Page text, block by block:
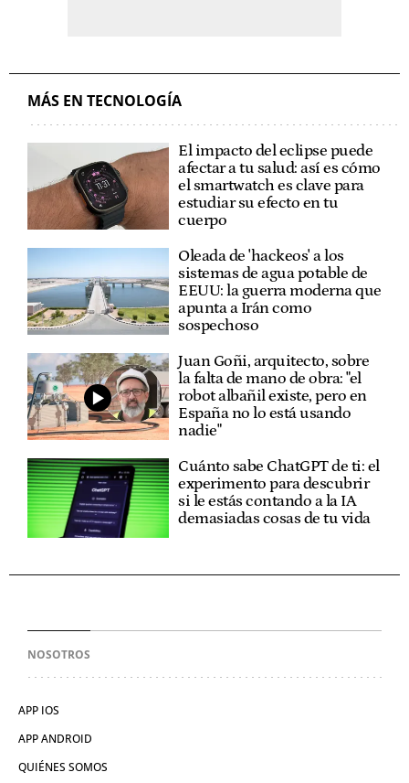
MÁS EN TECNOLOGÍA
El impacto del eclipse puede
afectar a tu salud: así es cómo
el smartwatch es clave para
estudiar su efecto en tu
cuerpo
Oleada de 'hackeos' a los
sistemas de agua potable de
EEUU: la guerra moderna que
apunta a Irán como
sospechoso
Juan Goñi, arquitecto, sobre
la falta de mano de obra: "el
robot albañil existe, pero en
España no lo está usando
nadie"
Cuánto sabe ChatGPT de ti: el
experimento para descubrir
si le estás contando a la IA
demasiadas cosas de tu vida
NOSOTROS
APP IOS
APP ANDROID
QUIÉNES SOMOS